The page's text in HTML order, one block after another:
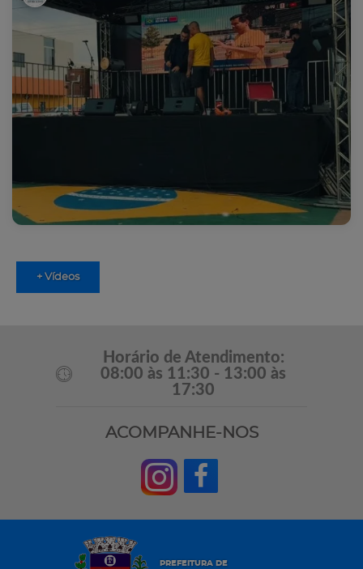
+ Vídeos
Horário de Atendimento:
08:00 às 11:30 - 13:00 às
17:30
ACOMPANHE-NOS
PREFEITURA DE